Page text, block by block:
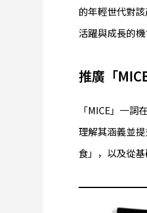
的年輕世代對
活躍與成長的機
推廣「
「MICE」一
理解其涵義並
食」，以及從基